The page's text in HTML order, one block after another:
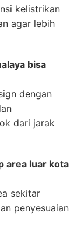
kelistrikan
agar lebih
bisa
dengan
dari jarak
area luar kota
sekitar
penyesuaian